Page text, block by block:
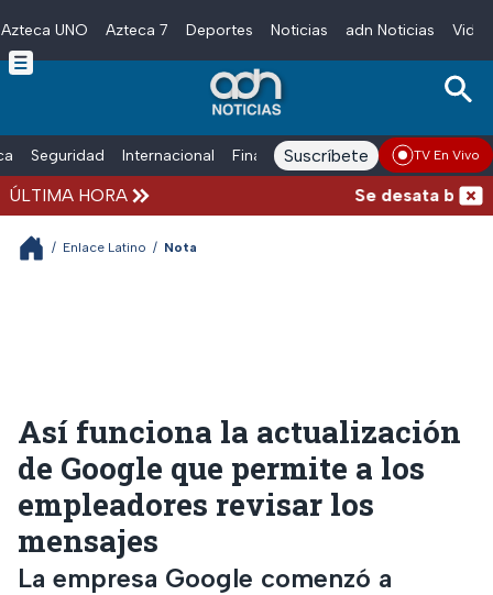
Skip to main content
Azteca UNO Azteca 7 Deportes Noticias adn Noticias
Seguridad Internacional Finanzas adn Noticias Radio
Suscríbete TV En Vivo
ÚLTIMA HORA Se desata
/ Enlace Latino / Nota
Así funciona la actualización
de Google que permite a los
empleadores revisar los
mensajes
La empresa Google comenzó a